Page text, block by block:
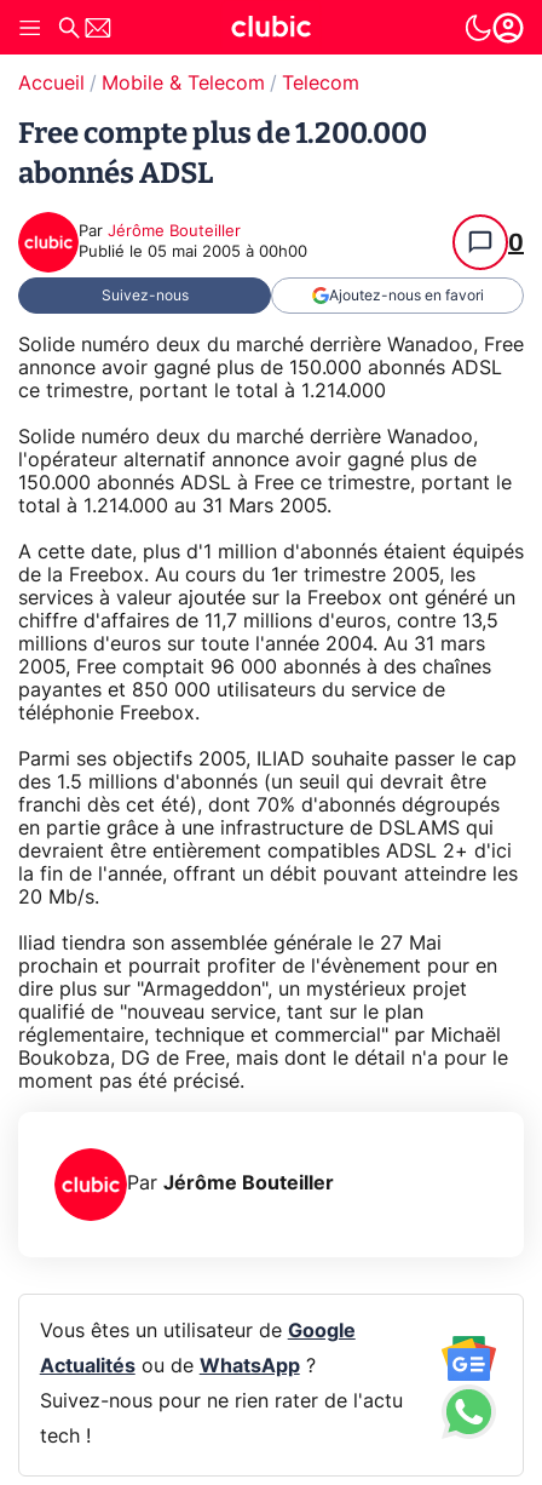
Accueil Mobile & Telecom Telecom
Free compte plus de 1.200.000
abonnés ADSL
Par Jérôme Bouteiller
Publié le 05 mai 2005 à 00h00 0
Suivez-nous Ajoutez-nous en favori
Solide numéro deux du marché derrière Wanadoo, Free
annonce avoir gagné plus de 150.000 abonnés ADSL
ce trimestre, portant le total à 1.214.000
Solide numéro deux du marché derrière Wanadoo,
l'opérateur alternatif annonce avoir gagné plus de
150.000 abonnés ADSL à Free ce trimestre, portant le
total à 1.214.000 au 31 Mars 2005.
A cette date, plus d'1 million d'abonnés étaient équipés
de la Freebox. Au cours du 1er trimestre 2005, les
services à valeur ajoutée sur la Freebox ont généré un
chiffre d'affaires de 11,7 millions d'euros, contre 13,5
millions d'euros sur toute l'année 2004. Au 31 mars
2005, Free comptait 96 000 abonnés à des chaînes
payantes et 850 000 utilisateurs du service de
téléphonie Freebox.
Parmi ses objectifs 2005, ILIAD souhaite passer le cap
des 1.5 millions d'abonnés (un seuil qui devrait être
franchi dès cet été), dont 70% d'abonnés dégroupés
en partie grâce à une infrastructure de DSLAMS qui
devraient être entièrement compatibles ADSL 2+ d'ici
la fin de l'année, offrant un débit pouvant atteindre les
20 Mb/s.
Iliad tiendra son assemblée générale le 27 Mai
prochain et pourrait profiter de l'évènement pour en
dire plus sur "Armageddon", un mystérieux projet
qualifié de "nouveau service, tant sur le plan
réglementaire, technique et commercial" par Michaël
Boukobza, DG de Free, mais dont le détail n'a pour le
moment pas été précisé.
Par Jérôme Bouteiller
Vous êtes un utilisateur de Google
Actualitésou de WhatsApp?
Suivez-nous pour ne rien rater de l'actu
tech !